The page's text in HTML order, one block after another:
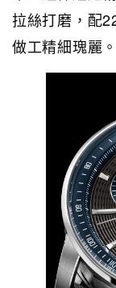
拉絲打磨，配
做工精細瑰麗。